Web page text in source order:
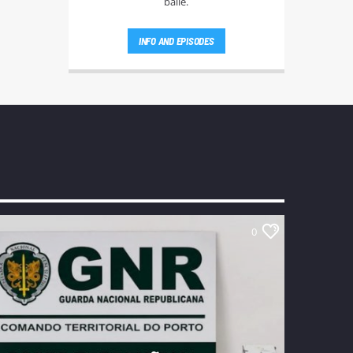
INFO AND EPISODES
0